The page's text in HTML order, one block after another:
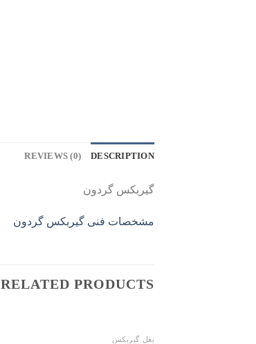
DESCRIPTION
REVIEWS (0)
گیربکس گردون
مشخصات فنی گیربکس گردون
RELATED PRODUCTS
بغل گیربکس